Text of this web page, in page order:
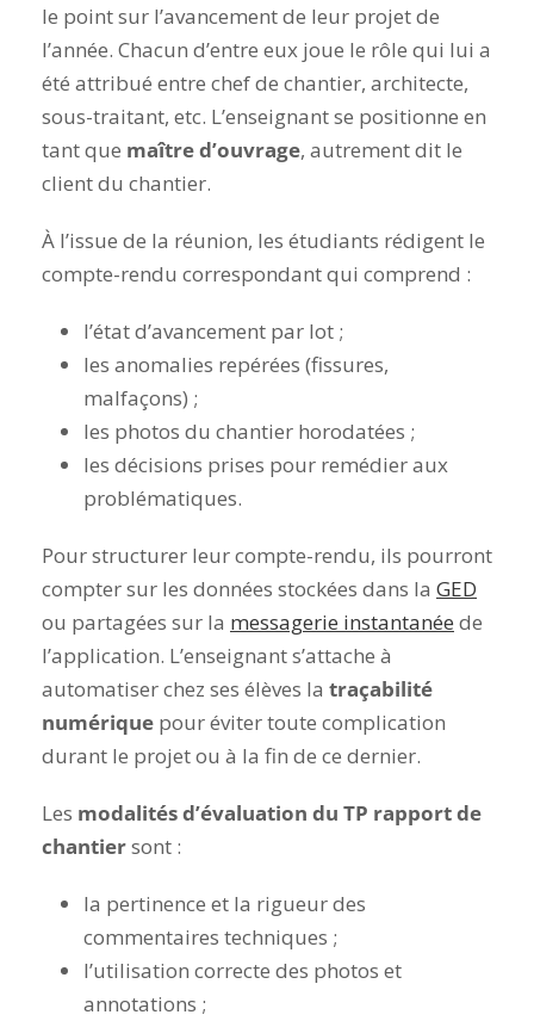
le point sur l’avancement de leur projet de
l’année. Chacun d’entre eux joue le rôle qui lui a
été attribué entre chef de chantier, architecte,
sous-traitant, etc. L’enseignant se positionne en
tant que maître d’ouvrage, autrement dit le
client du chantier.
À l’issue de la réunion, les étudiants rédigent le
compte-rendu correspondant qui comprend :
l’état d’avancement par lot ;
les anomalies repérées (fissures,
malfaçons) ;
les photos du chantier horodatées ;
les décisions prises pour remédier aux
problématiques.
Pour structurer leur compte-rendu, ils pourront
compter sur les données stockées dans la GED
ou partagées sur la messagerie instantanée de
l’application. L’enseignant s’attache à
automatiser chez ses élèves la traçabilité
numérique pour éviter toute complication
durant le projet ou à la fin de ce dernier.
Les modalités d’évaluation du TP rapport de
chantiersont :
la pertinence et la rigueur des
commentaires techniques ;
l’utilisation correcte des photos et
annotations ;